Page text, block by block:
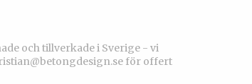
och tillverkade i Sverige - vi
för offert